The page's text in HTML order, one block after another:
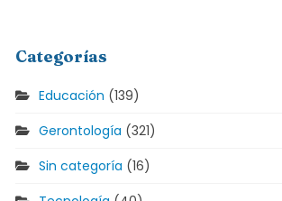
Categorías
Educación (139)
Gerontología (321)
Sin categoría (16)